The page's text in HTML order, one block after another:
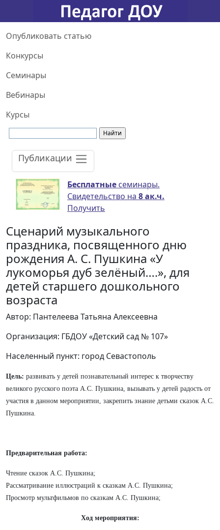
Опубликовать статью
Конкурсы
Семинары
Вебинары
Курсы
Публикации
Бесплатные семинары.
Свидетельство на 8 ак.ч.
Получить
Сценарий музыкального
праздника, посвященного дню
рождения А. С. Пушкина «У
лукоморья дуб зелёный….», для
детей старшего дошкольного
возраста
Автор: Пантелеева Татьяна Алексеевна
Организация: ГБДОУ «Детский сад № 107»
Населенный пункт: город Севастополь
Цель: развивать у детей познавательный интерес к творчеству
великого русского поэта А.С. Пушкина, вызывать у детей радость от
участия в данном мероприятии, закрепить знание детьми сказок А.С.
Пушкина.
Предварительная работа:
Чтение сказок А.С. Пушкина;
Рассматривание иллюстраций к сказкам А.С. Пушкина;
Просмотр мультфильмов по сказкам А.С. Пушкина;
Ход мероприятия: